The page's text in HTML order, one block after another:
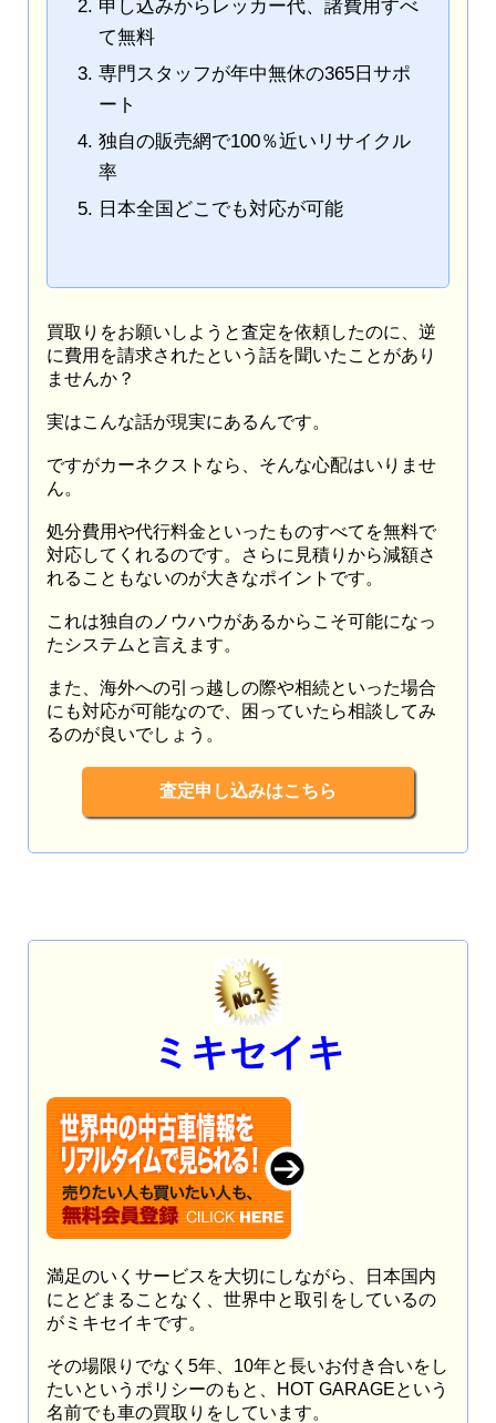
申し込みからレッカー代、諸費用すべ
て無料
専門スタッフが年中無休の365日サポ
ート
独自の販売網で100％近いリサイクル
率
日本全国どこでも対応が可能
買取りをお願いしようと査定を依頼したのに、逆
に費用を請求されたという話を聞いたことがあり
ませんか？
実はこんな話が現実にあるんです。
ですがカーネクストなら、そんな心配はいりませ
ん。
処分費用や代行料金といったものすべてを無料で
対応してくれるのです。さらに見積りから減額さ
れることもないのが大きなポイントです。
これは独自のノウハウがあるからこそ可能になっ
たシステムと言えます。
また、海外への引っ越しの際や相続といった場合
にも対応が可能なので、困っていたら相談してみ
るのが良いでしょう。
査定申し込みはこちら
ミキセイキ
満足のいくサービスを大切にしながら、日本国内
にとどまることなく、世界中と取引をしているの
がミキセイキです。
その場限りでなく5年、10年と長いお付き合いをし
たいというポリシーのもと、HOT GARAGEという
名前でも車の買取りをしています。